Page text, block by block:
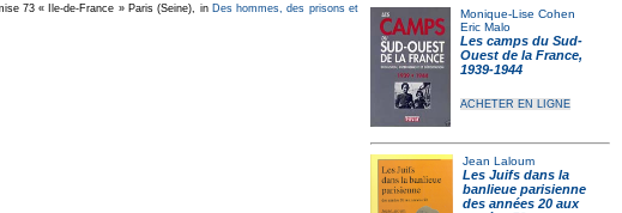
Monique-Lise Cohen
Eric Malo
Les camps du Sud-
Ouest de la France,
1939-1944
ACHETER EN LIGNE
Jean Laloum
Les Juifs dans la
banlieue parisienne
des années 20 aux
73 « Ile-de-France » Paris (Seine), in Des hommes, des prisons et